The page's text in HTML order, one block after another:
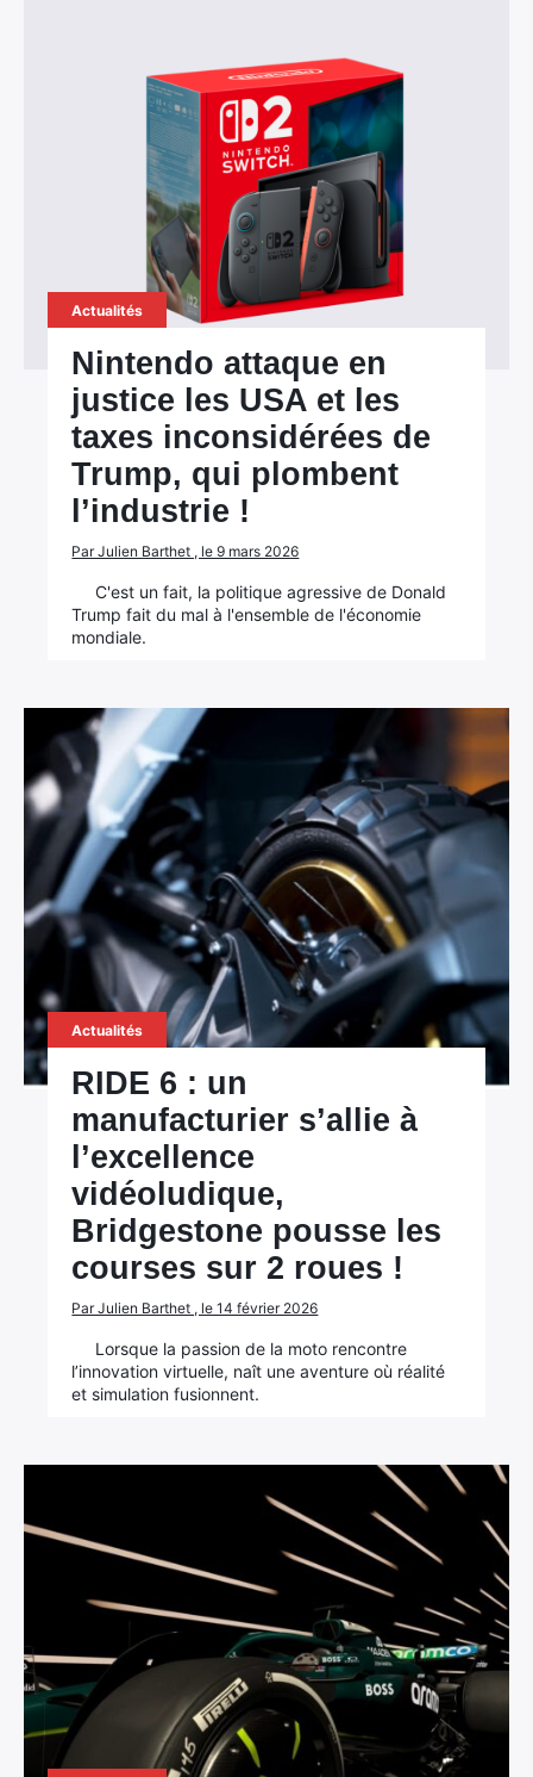
Actualités
Nintendo attaque en
justice les USA et les
taxes inconsidérées de
Trump, qui plombent
l’industrie !
Par Julien Barthet , le 9 mars 2026
C'est un fait, la politique agressive de Donald
Trump fait du mal à l'ensemble de l'économie
mondiale.
Actualités
RIDE 6 : un
manufacturier s’allie à
l’excellence
vidéoludique,
Bridgestone pousse les
courses sur 2 roues !
Par Julien Barthet , le 14 février 2026
Lorsque la passion de la moto rencontre
l’innovation virtuelle, naît une aventure où réalité
et simulation fusionnent.